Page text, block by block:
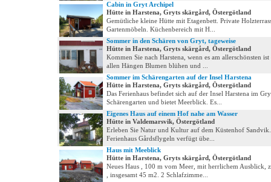
Cabin in Gryt Archipel
Hütte in Harstena, Gryts skärgård, Östergötland
Gemütliche kleine Hütte mit Etagenbett. Private
Gartenmöbeln. Küchenbereich mit H...
Sommer in den Schären von Gryt, tageweise
Hütte in Harstena, Gryts skärgård, Östergötland
Kommen Sie nach Harstena, wenn es am allerschönsten
allen Hängen Blumen blühen und ...
Sommer im Schärengarten auf der Insel Harstena
Hütte in Harstena, Gryts skärgård, Östergötland
Das Ferienhaus befindet sich auf der Insel Harstena im
Schärengarten und bietet Meerblick. Es...
Eigenes Haus auf einem Hof nahe am Wasser
Hütte in Valdemarsvik, Östergötland
Erleben Sie Natur und Kultur auf dem Küstenhof
Ferienhaus Gårdsflygeln verfügt übe...
Haus mit Meeblick
Hütte in Harstena, Gryts skärgård, Östergötland
Neues Haus , 100 m vom Meer, mit herrlichem Ausblick,
, insgesamt 45 m2. 2 Schlafzimme...